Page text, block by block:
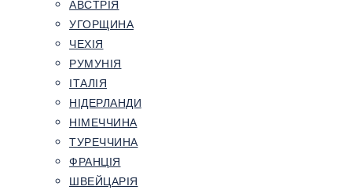
АВСТРІЯ
УГОРЩИНА
ЧЕХІЯ
РУМУНІЯ
ІТАЛІЯ
НІДЕРЛАНДИ
НІМЕЧЧИНА
ТУРЕЧЧИНА
ФРАНЦІЯ
ШВЕЙЦАРІЯ